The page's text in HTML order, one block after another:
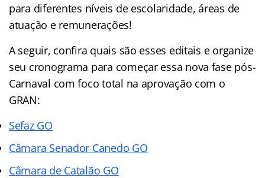
para diferentes níveis de escolaridade, áreas de
atuação e remunerações!
A seguir, confira quais são esses editais e organize
seu cronograma para começar essa nova fase pós-
Carnaval com foco total na aprovação com o
GRAN:
Sefaz GO
Câmara Senador Canedo GO
Câmara de Catalão GO